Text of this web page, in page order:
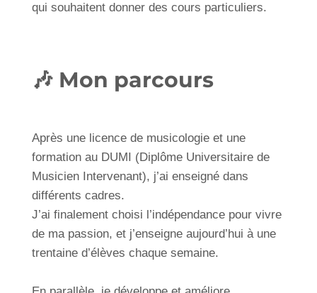
qui souhaitent donner des cours particuliers.
🎶 Mon parcours
Après une licence de musicologie et une
formation au DUMI (Diplôme Universitaire de
Musicien Intervenant), j’ai enseigné dans
différents cadres.
J’ai finalement choisi l’indépendance pour vivre
de ma passion, et j’enseigne aujourd’hui à une
trentaine d’élèves chaque semaine.